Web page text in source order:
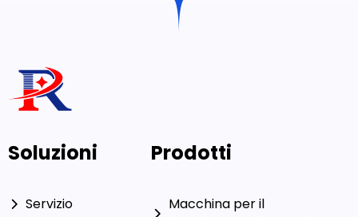
Soluzioni Prodotti
riempimento di capsule